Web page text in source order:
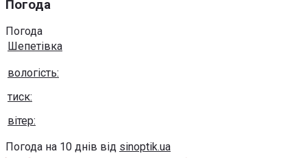
Погода
Погода
Шепетівка
вологість:
тиск:
вітер:
Погода на 10 днів від sinoptik.ua